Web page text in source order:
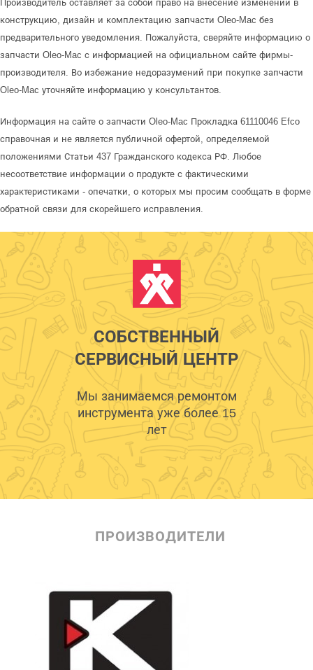
Производитель оставляет за собой право на внесение изменений в
конструкцию, дизайн и комплектацию запчасти Oleo-Mac без
предварительного уведомления. Пожалуйста, сверяйте информацию о
запчасти Oleo-Mac с информацией на официальном сайте фирмы-
производителя. Во избежание недоразумений при покупке запчасти
Oleo-Mac уточняйте информацию у консультантов.
Информация на сайте о запчасти Oleo-Mac Прокладка 61110046 Efco
справочная и не является публичной офертой, определяемой
положениями Статьи 437 Гражданского кодекса РФ. Любое
несоответствие информации о продукте с фактическими
характеристиками - опечатки, о которых мы просим сообщать в форме
обратной связи для скорейшего исправления.
СОБСТВЕННЫЙ
СЕРВИСНЫЙ ЦЕНТР
Мы занимаемся ремонтом
инструмента уже более 15
лет
ПРОИЗВОДИТЕЛИ